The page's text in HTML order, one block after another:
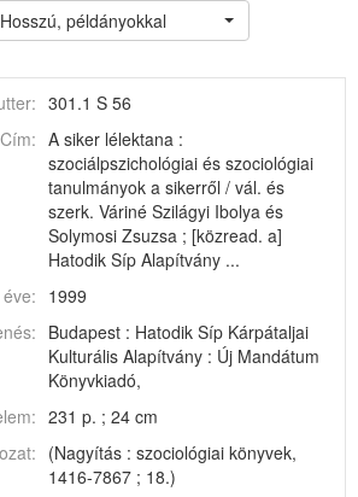
Hosszú, példányokkal
301.1 S 56
Cím: A siker lélektana :
szociálpszichológiai és szociológiai
tanulmányok a sikerről / vál. és
szerk. Váriné Szilágyi Ibolya és
Solymosi Zsuzsa ; [közread. a]
Hatodik Síp Alapítvány ...
1999
Budapest : Hatodik Síp Kárpátaljai
Kulturális Alapítvány : Új Mandátum
Könyvkiadó,
231 p. ; 24 cm
(Nagyítás : szociológiai könyvek,
1416-7867 ; 18.)